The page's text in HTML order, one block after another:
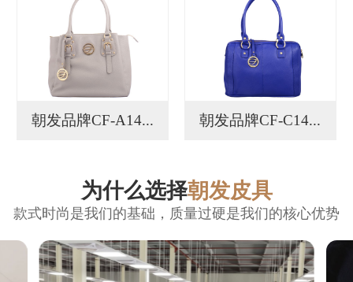
朝发品牌CF-A14... 朝发品牌CF-C14...
为什么选择朝发皮具
款式时尚是我们的基础，质量过硬是我们的核心优势